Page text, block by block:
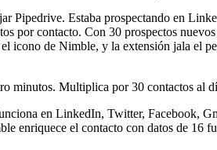
Pipedrive. Estaba prospectando en
por contacto. Con 30 prospectos
icono de Nimble, y la extensión jala el
minutos. Multiplica por 30 contactos al
en LinkedIn, Twitter, Facebook,
enriquece el contacto con datos de 16